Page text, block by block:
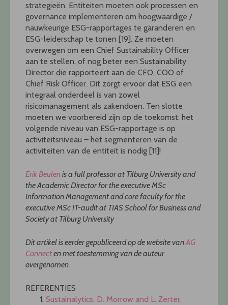
strategieën. Entiteiten moeten ook processen en
governance implementeren om hoogwaardige /
nauwkeurige ESG-rapportages te garanderen en
ESG-leiderschap te tonen [19]. Ze moeten
overwegen om een Chief Sustainability Officer
aan te stellen, of nog beter een Sustainability
Director die rapporteert aan de CFO, COO of
Chief Risk Officer. Dit zorgt ervoor dat ESG een
integraal onderdeel is van zowel
risicomanagement als zakendoen. Ten slotte
moeten we voorbereid zijn op de toekomst: het
volgende niveau van ESG-rapportage is op
activiteitsniveau – het segmenteren van de
activiteiten van de entiteit is nodig [11]!
Erik Beulenis a full professor at Tilburg University and
the Academic Director for the executive MSc
Information Management and core faculty for the
executive MSc IT-audit at TIAS School for Business and
Society at Tilburg University
Dit artikel is eerder gepubliceerd op de website vanAG
Connecten met toestemming van de auteur
overgenomen.
REFERENTIES
Sustainalytics, D. Morrow and L. Zerter,